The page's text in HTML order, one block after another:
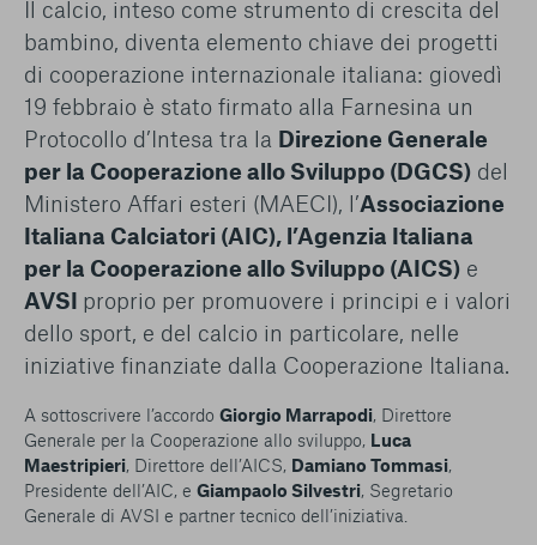
conto del fatto che il blocco di alcuni cookie può
condizionare l’esperienza sulla Piattaforma e il suo
funzionamento. Premendo “Conferma le mie scelte”, la
selezione relativa ai cookie effettuata verrà salvata. Se non è
stata selezionata alcuna opzione, premere questo pulsante
equivarrà a rifiutare tutti i cookie. Per ulteriori informazioni, è
possibile consultare la nostraUlteriori informazioni
Cookie strettamente necessari
Cookie di analisi
Cookies di marketing
Il calcio, inteso come strumento di crescita del
bambino, diventa elemento chiave dei progetti
di cooperazione internazionale italiana: giovedì
19 febbraio è stato firmato alla Farnesina un
Protocollo d’Intesa tra la Direzione Generale
per la Cooperazione allo Sviluppo (DGCS) del
Ministero Affari esteri (MAECI), l’Associazione
Italiana Calciatori (AIC), l’Agenzia Italiana
per la Cooperazione allo Sviluppo (AICS) e
AVSI proprio per promuovere i principi e i valori
dello sport, e del calcio in particolare, nelle
iniziative finanziate dalla Cooperazione Italiana.
A sottoscrivere l’accordo Giorgio Marrapodi, Direttore
Generale per la Cooperazione allo sviluppo, Luca
Maestripieri, Direttore dell’AICS, Damiano Tommasi,
Presidente dell’AIC, e Giampaolo Silvestri, Segretario
Generale di AVSI e partner tecnico dell’iniziativa.